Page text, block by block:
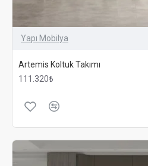
Yapı Mobilya
Artemis Koltuk Takımı
111.320₺